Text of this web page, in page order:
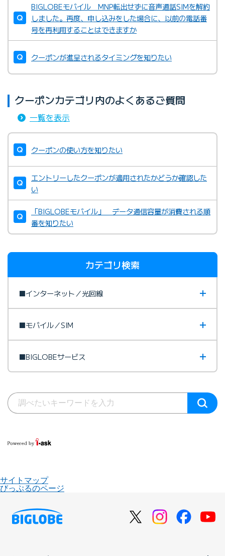
BIGLOBEモバイル MNP転出せずに音声通話SIMを解約
しました。再度、申し込みをした場合に、以前の電話番
号を再利用することはできますか
クーポンが進呈されるタイミングを知りたい
クーポンカテゴリ内のよくあるご質問
一覧を表示
クーポンの使い方を知りたい
エントリーしたクーポンが適用されたかどうか確認した
い
「BIGLOBEモバイル」 データ通信容量が消費される順
番を知りたい
カテゴリ検索
■インターネット／光回線
■モバイル／SIM
■BIGLOBEサービス
サイトマップ
びっぷるのページ